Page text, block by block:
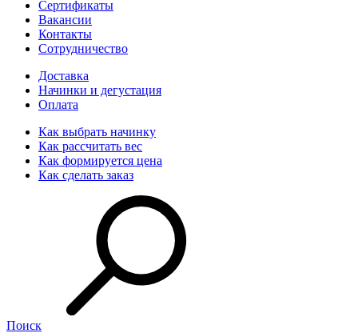
Сертификаты
Вакансии
Контакты
Сотрудничество
Доставка
Начинки и дегустация
Оплата
Как выбрать начинку
Как рассчитать вес
Как формируется цена
Как сделать заказ
Поиск